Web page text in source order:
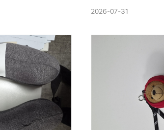
2026-07-31